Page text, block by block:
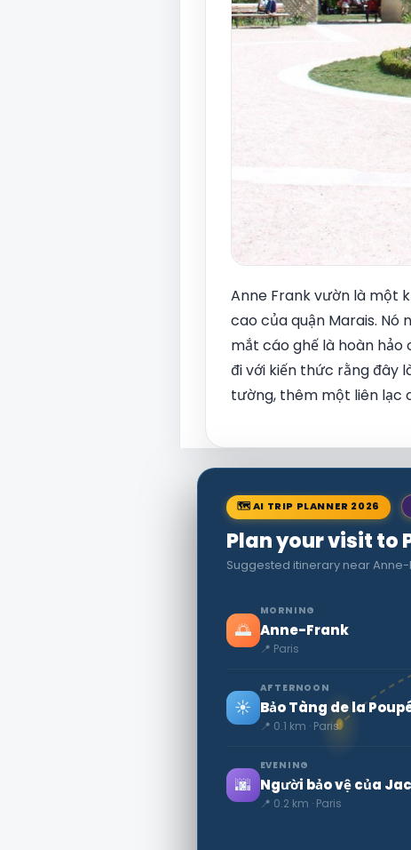
Anne Frank vườn là một
cao của quận Marais. Nó
mắt cáo ghế là hoàn hảo
đi với kiến thức rằng đây
tường, thêm một liên lạc
🗺 AI TRIP PLANNER 2026
Plan your visit to
Suggested itinerary near Anne-
🌅
MORNING
Anne-Frank
📍 Paris
☀️
AFTERNOON
Bảo Tàng de la
📍 0.1 km · Paris
🌆
EVENING
Người bảo vệ của
📍 0.2 km · Paris